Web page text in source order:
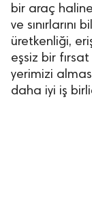
bir araç haline
ve sınırlarını
üretkenliği,
eşsiz bir fırsat
yerimizi
daha iyi iş